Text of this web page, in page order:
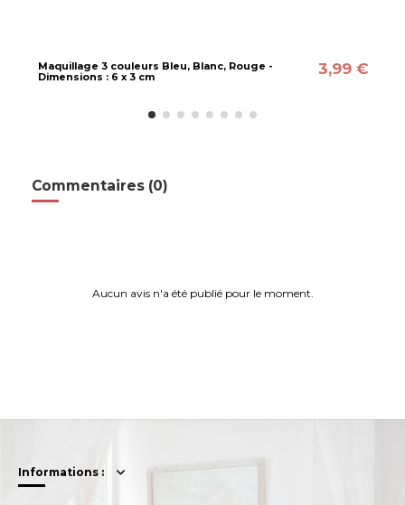
Maquillage 3 couleurs Bleu, Blanc, Rouge -
Dimensions : 6 x 3 cm
3,99 €
Commentaires (0)
Aucun avis n'a été publié pour le moment.
Informations :